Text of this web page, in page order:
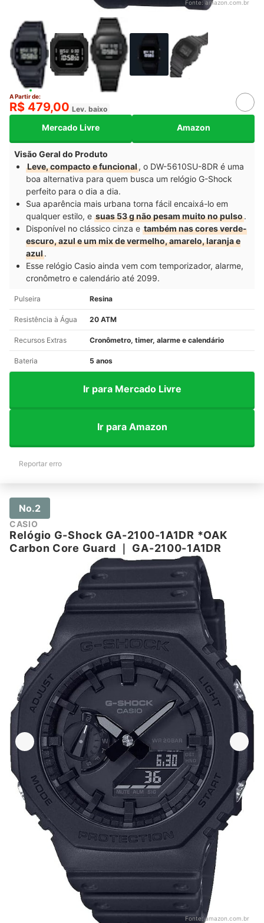
Fonte: amazon.com.br
A Partir de:
R$ 479,00 Lev. baixo
Mercado Livre Amazon
Visão Geral do Produto
Leve, compacto e funcional, o DW-5610SU-8DR é uma
boa alternativa para quem busca um relógio G-Shock
perfeito para o dia a dia.
Sua aparência mais urbana torna fácil encaixá-lo em
qualquer estilo, e suas 53 g não pesam muito no pulso.
Disponível no clássico cinza e também nas cores verde-
escuro, azul e um mix de vermelho, amarelo, laranja e
azul.
Esse relógio Casio ainda vem com temporizador, alarme,
cronômetro e calendário até 2099.
Pulseira Resina
Resistência à Água 20 ATM
Recursos Extras Cronômetro, timer, alarme e calendário
Bateria 5 anos
Ir para Mercado Livre
Ir para Amazon
Reportar erro
No.2
CASIO
Relógio G-Shock GA-2100-1A1DR *OAK
Carbon Core Guard
GA-2100-1A1DR
Fonte:amazon.com.br